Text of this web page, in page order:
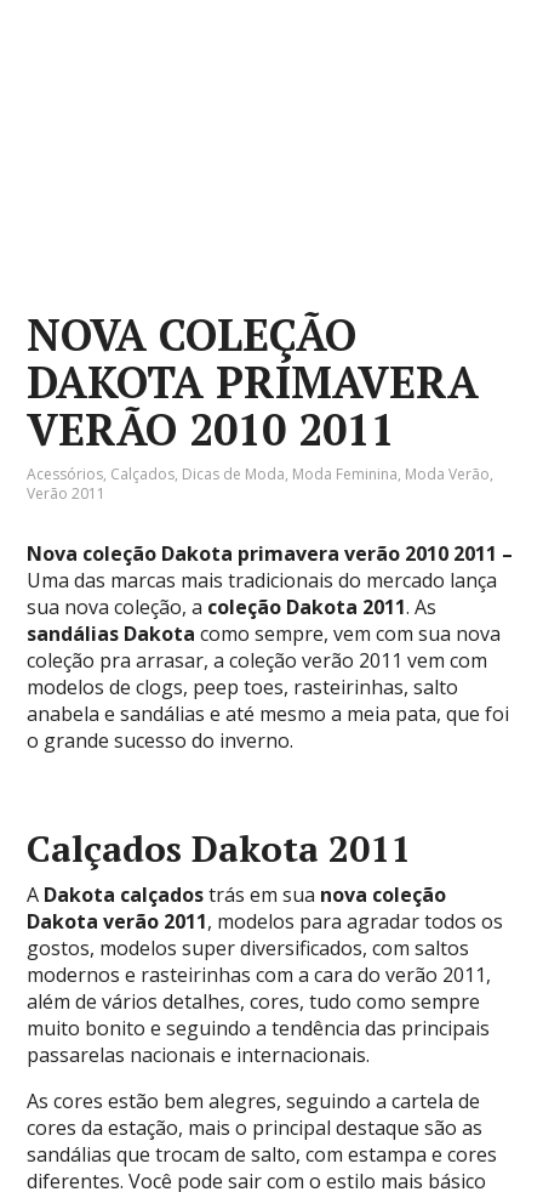
NOVA COLEÇÃO
DAKOTA PRIMAVERA
VERÃO 2010 2011
Acessórios, Calçados, Dicas de Moda, Moda Feminina, Moda Verão,
Verão 2011
Nova coleção Dakota primavera verão 2010 2011 –
Uma das marcas mais tradicionais do mercado lança
sua nova coleção, a coleção Dakota 2011. As
sandálias Dakota como sempre, vem com sua nova
coleção pra arrasar, a coleção verão 2011 vem com
modelos de clogs, peep toes, rasteirinhas, salto
anabela e sandálias e até mesmo a meia pata, que foi
o grande sucesso do inverno.
Calçados Dakota 2011
A Dakota calçadostrás em sua nova coleção
Dakota verão 2011, modelos para agradar todos os
gostos, modelos super diversificados, com saltos
modernos e rasteirinhas com a cara do verão 2011,
além de vários detalhes, cores, tudo como sempre
muito bonito e seguindo a tendência das principais
passarelas nacionais e internacionais.
As cores estão bem alegres, seguindo a cartela de
cores da estação, mais o principal destaque são as
sandálias que trocam de salto, com estampa e cores
diferentes. Você pode sair com o estilo mais básico